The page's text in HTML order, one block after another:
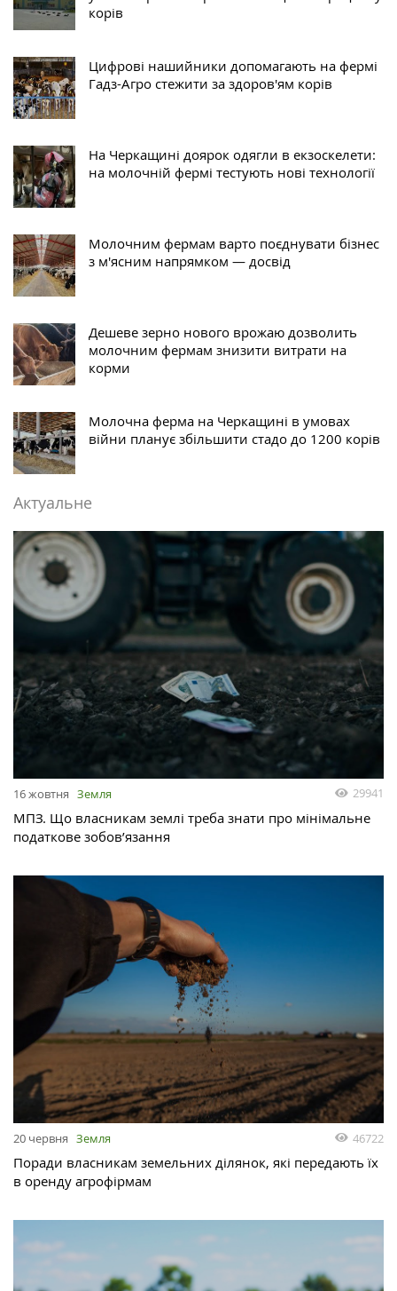
корів
Цифрові нашийники допомагають на фермі
Гадз-Агро стежити за здоров'ям корів
На Черкащині доярок одягли в екзоскелети:
на молочній фермі тестують нові технології
Молочним фермам варто поєднувати бізнес
з м'ясним напрямком — досвід
Дешеве зерно нового врожаю дозволить
молочним фермам знизити витрати на
корми
Молочна ферма на Черкащині в умовах
війни планує збільшити стадо до 1200 корів
Актуальне
16 жовтня Земля 29941
МПЗ. Що власникам землі треба знати про мінімальне
податкове зобов’язання
20 червня Земля 46722
Поради власникам земельних ділянок, які передають їх
в оренду агрофірмам